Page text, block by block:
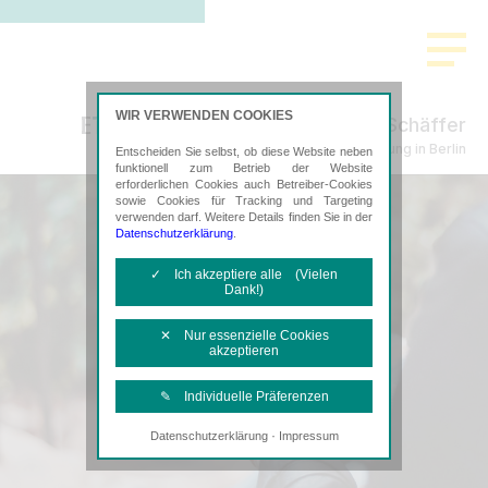
Bachtenkirch-Sujata Berke Schäffer
Steuerberatung in Berlin
WIR VERWENDEN COOKIES
Entscheiden Sie selbst, ob diese Website neben
funktionell zum Betrieb der Website
erforderlichen Cookies auch Betreiber-Cookies
sowie Cookies für Tracking und Targeting
verwenden darf. Weitere Details finden Sie in der
Datenschutzerklärung
✓ Ich akzeptiere alle (Vielen
Dank!)
✕ Nur essenzielle Cookies
akzeptieren
✎ Individuelle Präferenzen
Notwendige Cookies
Diese Cookies sind erforderlich, um die
Datenschutzerklärung· Impressum